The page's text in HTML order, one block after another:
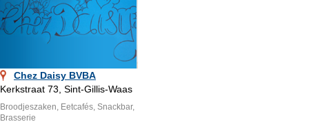
Chez Daisy BVBA
Kerkstraat 73, Sint-Gillis-Waas
Broodjeszaken, Eetcafés, Snackbar,
Brasserie